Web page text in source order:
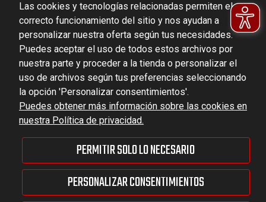
VAT ID No.: 6521751083
dominator@dominator.pl
© Copyright 2022 | Dominator Group Sp. z o. o.
MOSTRAR LA VERSIÓN COMPLETA DEL SITIO
Las cookies y tecnologías relacionadas permiten el
correcto funcionamiento del sitio y nos ayudan a
personalizar nuestra oferta según tus necesidades.
Puedes aceptar el uso de todos estos archivos por
nuestra parte y proceder a la tienda o personalizar el
uso de archivos según tus preferencias seleccionando
la opción 'Personalizar consentimientos'.
Puedes obtener más información sobre las cookies en
nuestra Política de privacidad.
PERMITIR SOLO LO NECESARIO
PERSONALIZAR CONSENTIMIENTOS